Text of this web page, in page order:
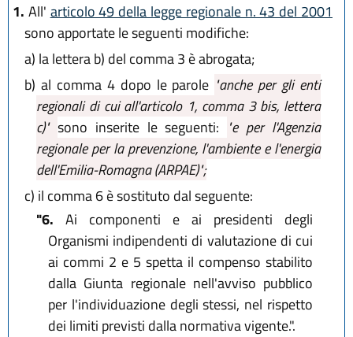
1. All' articolo 49 della legge regionale n. 43 del 2001
sono apportate le seguenti modifiche:
a) la lettera b) del comma 3 è abrogata;
b) al comma 4 dopo le parole "anche per gli enti
regionali di cui all'articolo 1, comma 3 bis, lettera
c)" sono inserite le seguenti: "e per l'Agenzia
regionale per la prevenzione, l'ambiente e l'energia
dell'Emilia-Romagna (ARPAE)";
c) il comma 6 è sostituto dal seguente:
"6. Ai componenti e ai presidenti degli
Organismi indipendenti di valutazione di cui
ai commi 2 e 5 spetta il compenso stabilito
dalla Giunta regionale nell'avviso pubblico
per l'individuazione degli stessi, nel rispetto
dei limiti previsti dalla normativa vigente.".